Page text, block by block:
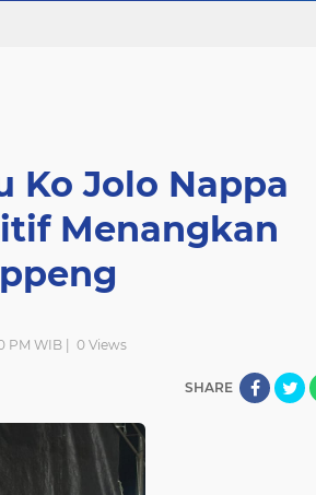
Ko Jolo Nappa
Menangkan
PM WIB | 0 Views
SHARE